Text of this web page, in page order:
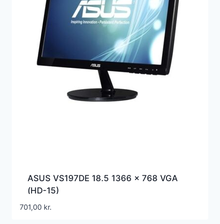
ASUS VS197DE 18.5 1366 x 768 VGA
(HD-15)
701,00 kr.